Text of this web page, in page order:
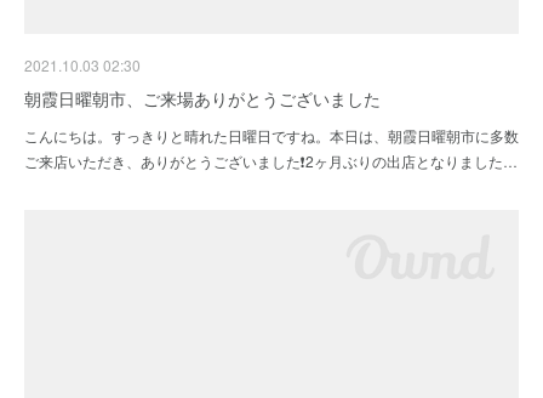
2021.10.03 02:30
朝霞日曜朝市、ご来場ありがとうございました
こんにちは。すっきりと晴れた日曜日ですね。本日は、朝霞日曜朝市に多数
ご来店いただき、ありがとうございました❗2ヶ月ぶりの出店となりました…